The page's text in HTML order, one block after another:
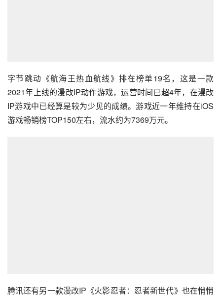
字节跳动《航海王热血航线》排在榜单19名，这是一款
2021年上线的漫改IP动作游戏，运营时间已超4年，在漫改
IP游戏中已经算是较为少见的成绩。游戏近一年维持在iOS
游戏畅销榜TOP150左右，流水约为7369万元。
腾讯还有另一款漫改IP《火影忍者：忍者新世代》也在悄悄